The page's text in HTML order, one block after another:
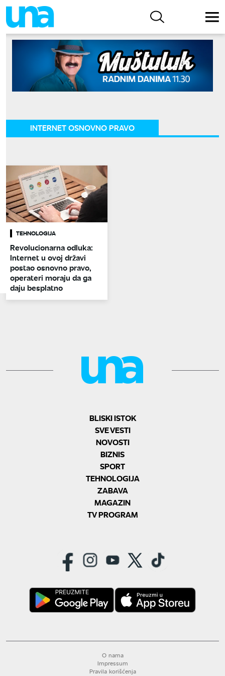
INTERNET OSNOVNO PRAVO
TEHNOLOGIJA
Revolucionarna odluka:
Internet u ovoj državi
postao osnovno pravo,
operateri moraju da ga
daju besplatno
BLISKI ISTOK
SVE VESTI
NOVOSTI
BIZNIS
SPORT
TEHNOLOGIJA
ZABAVA
MAGAZIN
TV PROGRAM
O nama
Impressum
Pravila korišćenja